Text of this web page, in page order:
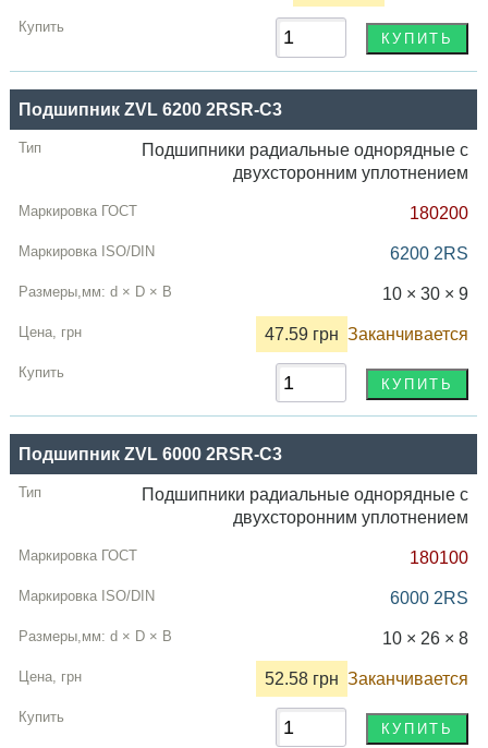
Подшипник ZVL 6200 2RSR-C3
Подшипники радиальные однорядные с
двухсторонним уплотнением
180200
6200 2RS
10 × 30 × 9
47.59 грн Заканчивается
Подшипник ZVL 6000 2RSR-C3
Подшипники радиальные однорядные с
двухсторонним уплотнением
180100
6000 2RS
10 × 26 × 8
52.58 грн Заканчивается